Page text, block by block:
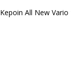
Kepoin All New Vario